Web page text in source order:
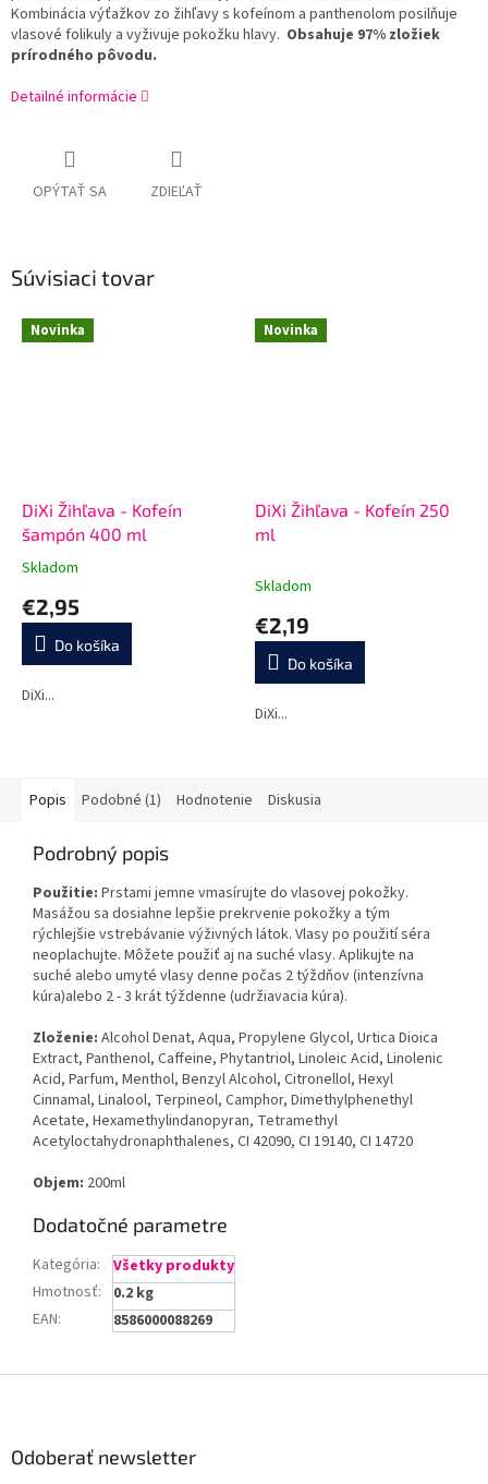
Kombinácia výťažkov zo žihľavy s kofeínom a panthenolom posilňuje
vlasové folikuly a vyživuje pokožku hlavy. Obsahuje 97% zložiek
prírodného pôvodu.
Detailné informácie
OPÝTAŤ SA ZDIEĽAŤ
Súvisiaci tovar
Novinka
DiXi Žihľava - Kofeín
šampón 400 ml
Priemerné
produktu
3,0
5
Skladom
€2,95
Do košíka
DiXi...
Novinka
DiXi Žihľava - Kofeín 250
ml
Skladom
€2,19
Do košíka
DiXi...
Popis Podobné (1) Hodnotenie Diskusia
Podrobný popis
Použitie: Prstami jemne vmasírujte do vlasovej pokožky.
Masážou sa dosiahne lepšie prekrvenie pokožky a tým
rýchlejšie vstrebávanie výživných látok. Vlasy po použití séra
neoplachujte. Môžete použiť aj na suché vlasy. Aplikujte na
suché alebo umyté vlasy denne počas 2 týždňov (intenzívna
kúra)alebo 2 - 3 krát týždenne (udržiavacia kúra).
Zloženie: Alcohol Denat, Aqua, Propylene Glycol, Urtica Dioica
Extract, Panthenol, Caffeine, Phytantriol, Linoleic Acid, Linolenic
Acid, Parfum, Menthol, Benzyl Alcohol, Citronellol, Hexyl
Cinnamal, Linalool, Terpineol, Camphor, Dimethylphenethyl
Acetate, Hexamethylindanopyran, Tetramethyl
Acetyloctahydronaphthalenes, CI 42090, CI 19140, CI 14720
Objem: 200ml
Dodatočné parametre
Kategória:
Všetky produkty
Hmotnosť:
0.2 kg
EAN: 8586000088269
Odoberať newsletter